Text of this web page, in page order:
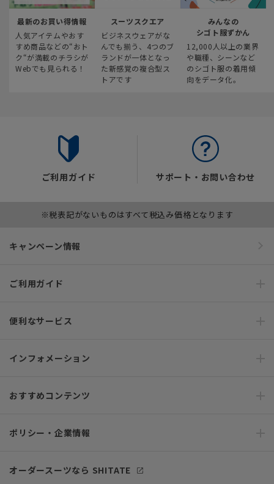
最新のお買い得情報
人気アイテムやおす
すめ商品などの“おト
ク“が満載のチラシが
Webでも見られる！
スーツスクエア
ビジネスウェアがな
んでも揃う、4つのブ
ランドが一体となっ
た新感覚の複合型ス
トアです
みんなの
シゴト服ずかん
12,000人以上の業界
や職種、シーンなど
のシゴト服の着用傾
向をデータ化。
ご利用ガイド サポート・お問い合わせ
※税表記がないものはすべて税込み価格となります
キャンペーン情報
ご利用ガイド
便利なサービス
インフォメーション
おすすめコンテンツ
ポリシー・企業情報
オーダースーツなら SHITATE